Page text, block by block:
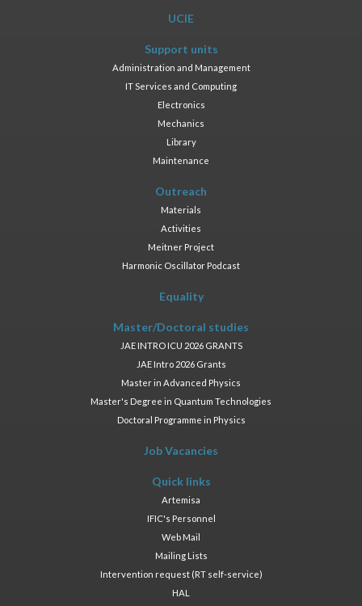
UCIE
Support units
Administration and Management
IT Services and Computing
Electronics
Mechanics
Library
Maintenance
Outreach
Materials
Activities
Meitner Project
Harmonic Oscillator Podcast
Equality
Master/Doctoral studies
JAE INTRO ICU 2026 GRANTS
JAE Intro 2026 Grants
Master in Advanced Physics
Master's Degree in Quantum Technologies
Doctoral Programme in Physics
Job Vacancies
Quick links
Artemisa
IFIC's Personnel
Web Mail
Mailing Lists
Intervention request (RT self-service)
HAL